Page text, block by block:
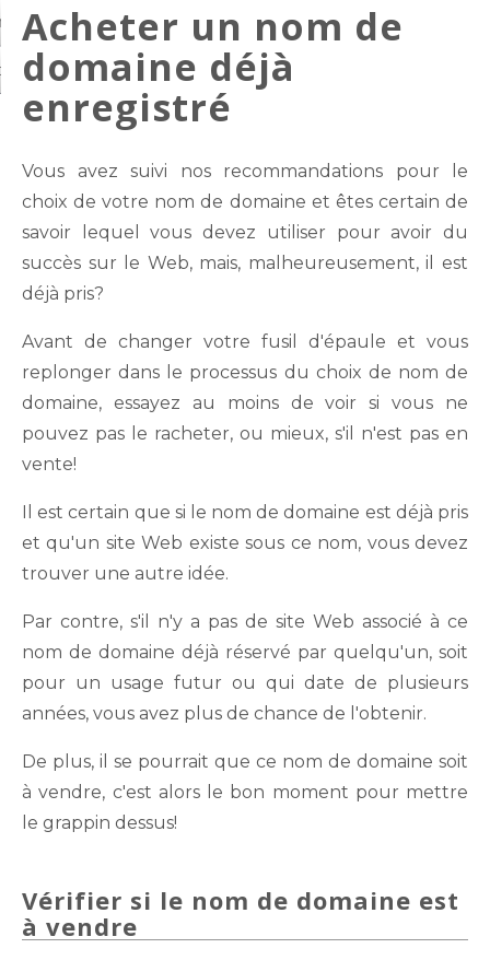
de compte
nous
Acheter un nom de
domaine déjà
enregistré
Vous avez suivi nos recommandations pour le
choix de votre nom de domaine et êtes certain de
savoir lequel vous devez utiliser pour avoir du
succès sur le Web, mais, malheureusement, il est
déjà pris?
Avant de changer votre fusil d'épaule et vous
replonger dans le processus du choix de nom de
domaine, essayez au moins de voir si vous ne
pouvez pas le racheter, ou mieux, s'il n'est pas en
vente!
Il est certain que si le nom de domaine est déjà pris
et qu'un site Web existe sous ce nom, vous devez
trouver une autre idée.
Par contre, s'il n'y a pas de site Web associé à ce
nom de domaine déjà réservé par quelqu'un, soit
pour un usage futur ou qui date de plusieurs
années, vous avez plus de chance de l'obtenir.
De plus, il se pourrait que ce nom de domaine soit
à vendre, c'est alors le bon moment pour mettre
le grappin dessus!
Vérifier si le nom de domaine est
à vendre